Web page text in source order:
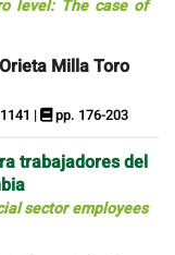
level: The case of
Milla Toro
| pp. 176-203
trabajadores del
sector employees